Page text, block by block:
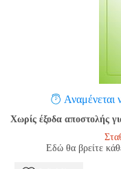
Αναμένεται
Χωρίς έξοδα αποστολής
Εδώ θα βρείτε